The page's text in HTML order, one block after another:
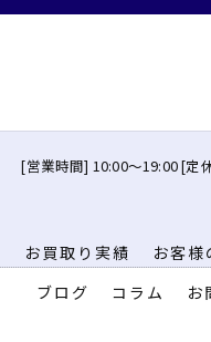
[営業時間] 10:00〜19:00 [定
お買取り実績 お客様
ブログ
コラム お